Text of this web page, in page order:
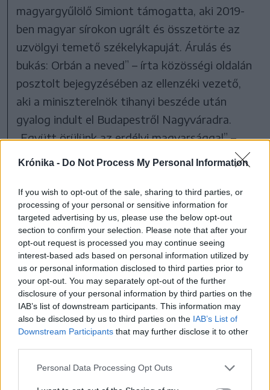
Krónika - Do Not Process My Personal Information
If you wish to opt-out of the sale, sharing to third parties, or
processing of your personal or sensitive information for
targeted advertising by us, please use the below opt-out
section to confirm your selection. Please note that after your
opt-out request is processed you may continue seeing
interest-based ads based on personal information utilized by
us or personal information disclosed to third parties prior to
your opt-out. You may separately opt-out of the further
disclosure of your personal information by third parties on the
IAB’s list of downstream participants. This information may
also be disclosed by us to third parties on the IAB’s List of
Downstream Participants that may further disclose it to other
Personal Data Processing Opt Outs
magyargyűlölő Simiont támogatta, aki 2019-
ben magyar sírokon ugrált és összetörte az
uzvölgyi temető székelykapuját. Árulás és
bukás: Orbán a neved” – írta közösségi oldalán
posztolt bejegyzésében az ellenzéki vezető,
aki a miniszterelnök tihanyi beszéde után
gyalog indult el Budapestről Nagyváradra.
„Együtt örülünk az erdélyi magyarsággal” –
közölte Magyar, hozzátéve, jövő szombaton
békéért és a nemzeti összefogásért menet.
Mint arról beszámoltunk, a romániai magyarok
körében meglepetést, egyúttal egyet nem
értést váltott ki, hogy Orbán Viktor a romániai
államfőválasztás két fordulója között
egyetértését fejezte ki George Simion
államfőjelölt ama kijelentésével, miszerint
„most a nemzetek Európájának, a keresztény
Európának van itt az ideje”. A felújított Tihanyi
Bencés Apátság és a Szent Kristóf
zarándokház átadó ünnepségén elhangzott